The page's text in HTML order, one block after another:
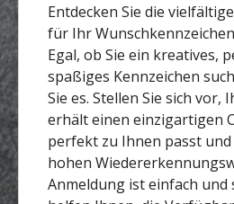
Entdecken Sie die
für Ihr
Egal, ob Sie ein kreatives,
spaßiges Kennzeichen
Sie es. Stellen Sie sich vor,
erhält einen einzigartigen
perfekt zu Ihnen passt
hohen
Anmeldung ist einfach und